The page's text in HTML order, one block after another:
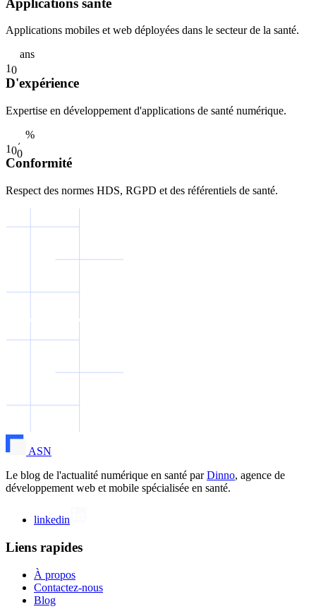
Applications mobiles et web déployées dans le secteur de la santé.
10
ans
D'expérience
Expertise en développement d'applications de santé numérique.
100
%
Conformité
Respect des normes HDS, RGPD et des référentiels de santé.
ASN
Le blog de l'actualité numérique en santé parDinno, agence de
développement web et mobile spécialisée en santé.
linkedin
Liens rapides
À propos
Contactez-nous
Blog